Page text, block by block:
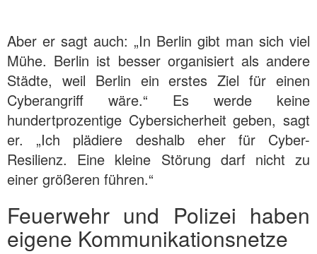
Aber er sagt auch: „In Berlin gibt man sich viel
Mühe. Berlin ist besser organisiert als andere
Städte, weil Berlin ein erstes Ziel für einen
Cyberangriff wäre.“ Es werde keine
hundertprozentige Cybersicherheit geben, sagt
er. „Ich plädiere deshalb eher für Cyber-
Resilienz. Eine kleine Störung darf nicht zu
einer größeren führen.“
Feuerwehr und Polizei haben
eigene Kommunikationsnetze